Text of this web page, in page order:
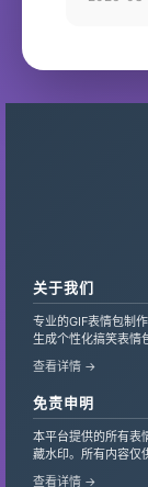
关于我们
专业的GIF表情包制
生成个性化搞笑表情
服务，支持自定义文
查看详情 →
免责申明
本平台提供的所有表
藏水印。所有内容仅
查看详情 →